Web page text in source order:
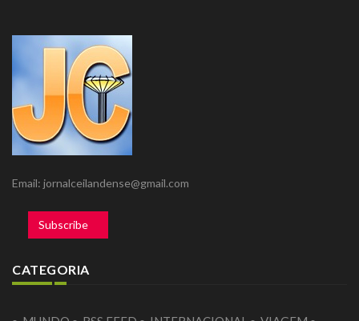
Email: jornalceilandense@gmail.com
Subscribe
CATEGORIA